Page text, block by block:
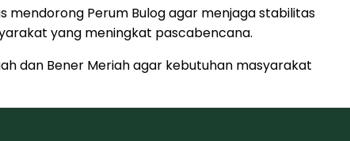
mendorong Perum Bulog agar menjaga stabilitas
yang meningkat pascabencana.
dan Bener Meriah agar kebutuhan masyarakat